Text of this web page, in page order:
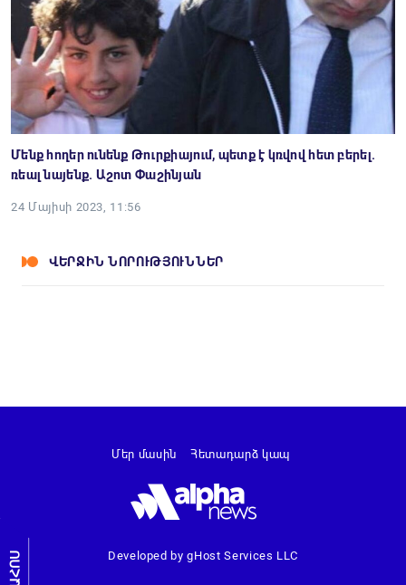
Մենք հողեր ունենք Թուրքիայում, պետք է կռվով հետ բերել.
ռեալ նայենք. Աշոտ Փաշինյան
24 Մայիսի 2023, 11:56
ՎԵՐՋԻՆ ՆՈՐՈՒԹՅՈՒՆՆԵՐ
Developed by gHost Services LLC
Մեր մասին Հետադարձ կապ